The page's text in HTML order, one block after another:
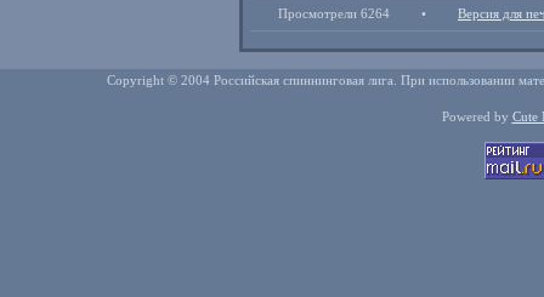
Просмотрели 6264 • Версия для
Copyright © 2004 Российская спиннинговая лига. При использовании
Powered by Cute